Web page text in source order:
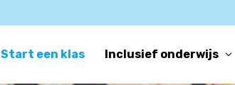
Start een klas Inclusief onderwijs